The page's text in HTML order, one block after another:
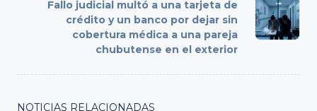
text">Page</span>
Fallo judicial multó a una tarjeta de
crédito y un banco por dejar sin
cobertura médica a una pareja
chubutense en el exterior
NOTICIAS RELACIONADAS